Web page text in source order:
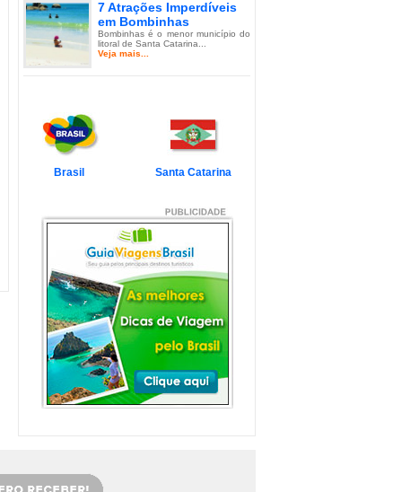
7 Atrações Imperdíveis
em Bombinhas
Bombinhas é o menor município do
litoral de Santa Catarina...
Veja mais...
de Balneário Camboriú e
Balneário Camboriú é um passeio
em Florianópolis
Florianópolis é um dos destinos mais
desejados dos último...
Veja mais...
Garopaba e Região com
Crianças
Garopaba é um município de Santa
Catarina a 80 quilômetro...
Veja mais...
Litoral de Santa Catarina
Brasil Santa Catarina